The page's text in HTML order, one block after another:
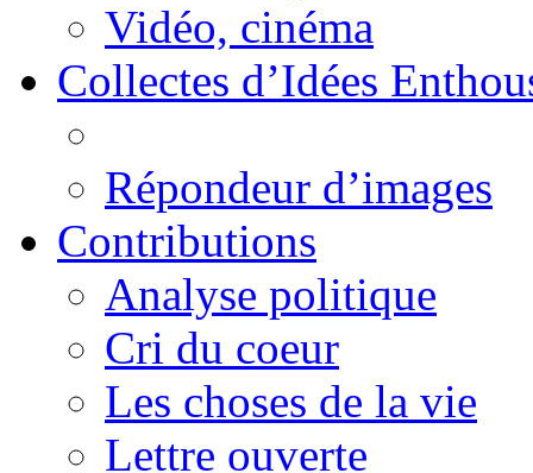
Vidéo, cinéma
Collectes d’Idées
Répondeur d’images
Contributions
Analyse politique
Cri du coeur
Les choses de la vie
Lettre ouverte